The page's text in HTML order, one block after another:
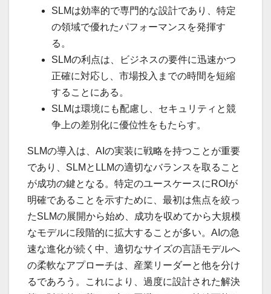
SLMは効率的で専門的な設計であり、特定
の領域で優れたパフォーマンスを発揮す
る。
SLMの利点は、ビジネスの要件に迅速かつ
正確に対応し、市場投入までの時間を短縮
することにある。
SLMは環境にも配慮し、セキュリティと競
争上の差別化に優位性をもたらす。
SLMの導入は、AIの実装に戦略を持つことが重要
であり、SLMとLLMの適切なバランスを取ること
が成功の鍵となる。特定のユースケースにROIが
明確であることを示すために、最初は焦点を絞っ
たSLMの展開から始め、成功を収めてから大規模
なモデルに段階的に拡大することが多い。AIの急
速な進化が続く中、適切なサイズの言語モデルへ
の柔軟なアプローチは、産業リーダーと他を分け
るであろう。これにより、過度に設計された解決